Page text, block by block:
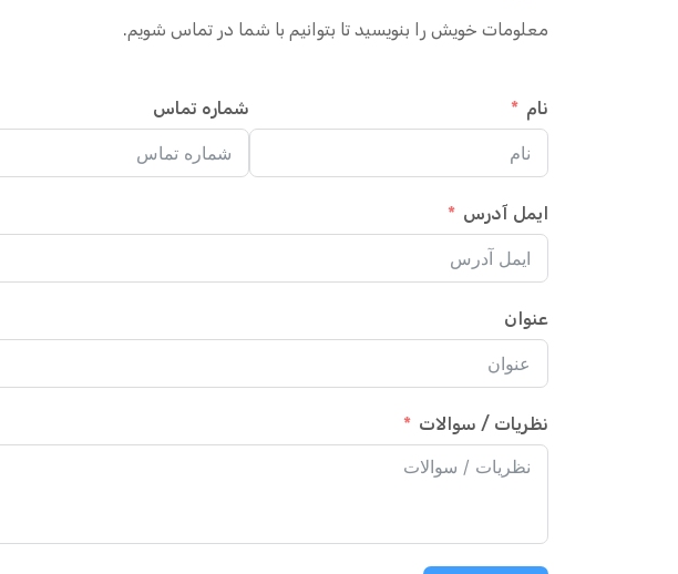
معلومات خویش را بنویسید تا بتوانیم با شما در تماس شویم.
نام شماره تماس
ایمل آدرس
عنوان
نظریات / سوالات